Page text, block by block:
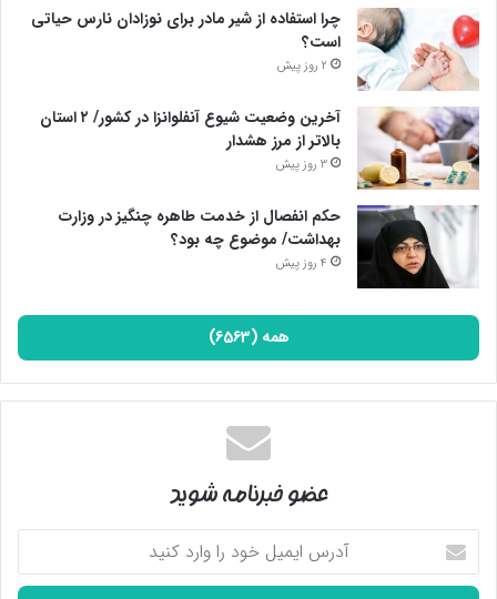
بزک کرده، بُعد جدیدی از جنایات علیه این کشور را طراحی کرده‌ و
بی‌بی‌سی نیز با دروغ‌پردازی در پی تطهیر او و هموارسازی مسیر است.
پایان پیام/ت
چرا استفاده از شیر مادر برای نوزادان نارس حیاتی
است؟
2 روز پیش
آخرین وضعیت شیوع آنفلوانزا در کشور/ ۲ استان
بالاتر از مرز هشدار
3 روز پیش
حکم انفصال از خدمت طاهره چنگیز در وزارت
بهداشت/ موضوع چه بود؟
4 روز پیش
همه (6563)
عضو خبرنامه شوید
آدرس
ایمیل
خود